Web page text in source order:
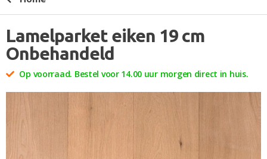
opzoek?
Lamelparket eiken 19 cm
Onbehandeld
Op voorraad. Bestel voor 14.00 uur morgen direct in huis.
de